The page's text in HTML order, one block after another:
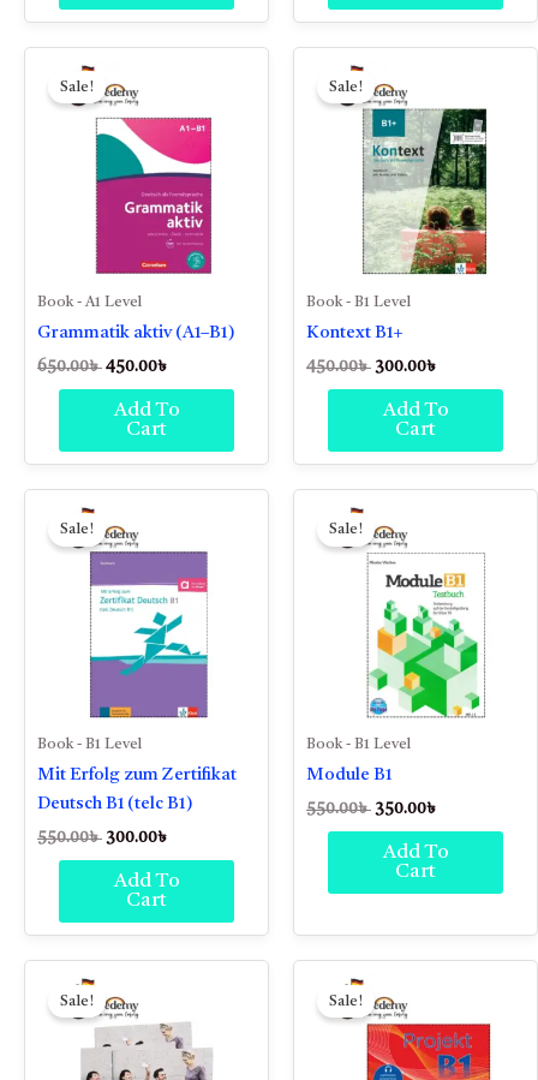
Sale!
Book - A1 Level
Grammatik aktiv (A1–B1)
650.00৳
was:
650.00৳ .
450.00৳
450.00৳ .
Add To
Cart
Sale!
Book - B1 Level
Kontext B1+
450.00৳
was:
450.00৳ .
300.00৳
300.00৳ .
Add To
Cart
Sale!
Book - B1 Level
Mit Erfolg zum Zertifikat
Deutsch B1 (telc B1)
550.00৳
was:
550.00৳ .
300.00৳
300.00৳ .
Add To
Cart
Sale!
Book - B1 Level
Module B1
550.00৳
was:
550.00৳ .
350.00৳
350.00৳ .
Add To
Cart
Sale!
was:
650.00৳ .480.00৳ .
Sale!
was:
550.00৳ .350.00৳ .